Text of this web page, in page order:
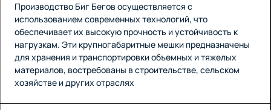
Производство Биг Бегов осуществляется с
использованием современных технологий, что
обеспечивает их высокую прочность и устойчивость к
нагрузкам. Эти крупногабаритные мешки предназначены
для хранения и транспортировки объемных и тяжелых
материалов, востребованы в строительстве, сельском
хозяйстве и других отраслях